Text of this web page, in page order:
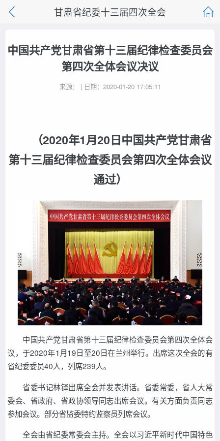
甘肃省纪委十三届四次全会
中国共产党甘肃省第十三届纪律检查委员会
第四次全体会议决议
来源： | 日期：2020-01-20 17:05:11
（2020年1月20日中国共产党甘肃省
第十三届纪律检查委员会第四次全体会议
通过）
中国共产党甘肃省第十三届纪律检查委员会第四次全体会
议，于2020年1月19日至20日在兰州举行。出席这次全会的有
省纪委委员40人，列席239人。
省委书记林铎出席全会并发表讲话。省委常委，省人大常
委会、省政府、省政协领导同志出席会议。有关方面负责同志
参加会议。部分省监委特约监察员列席会议。
全会由省纪委常委会主持。全会以习近平新时代中国特色